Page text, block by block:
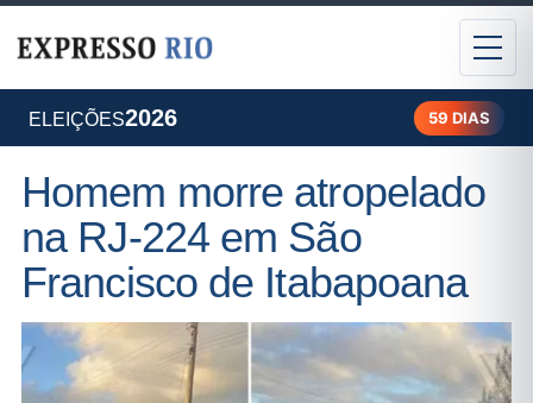
ELEIÇÕES2026 59 DIAS
Homem morre atropelado
na RJ-224 em São
Francisco de Itabapoana